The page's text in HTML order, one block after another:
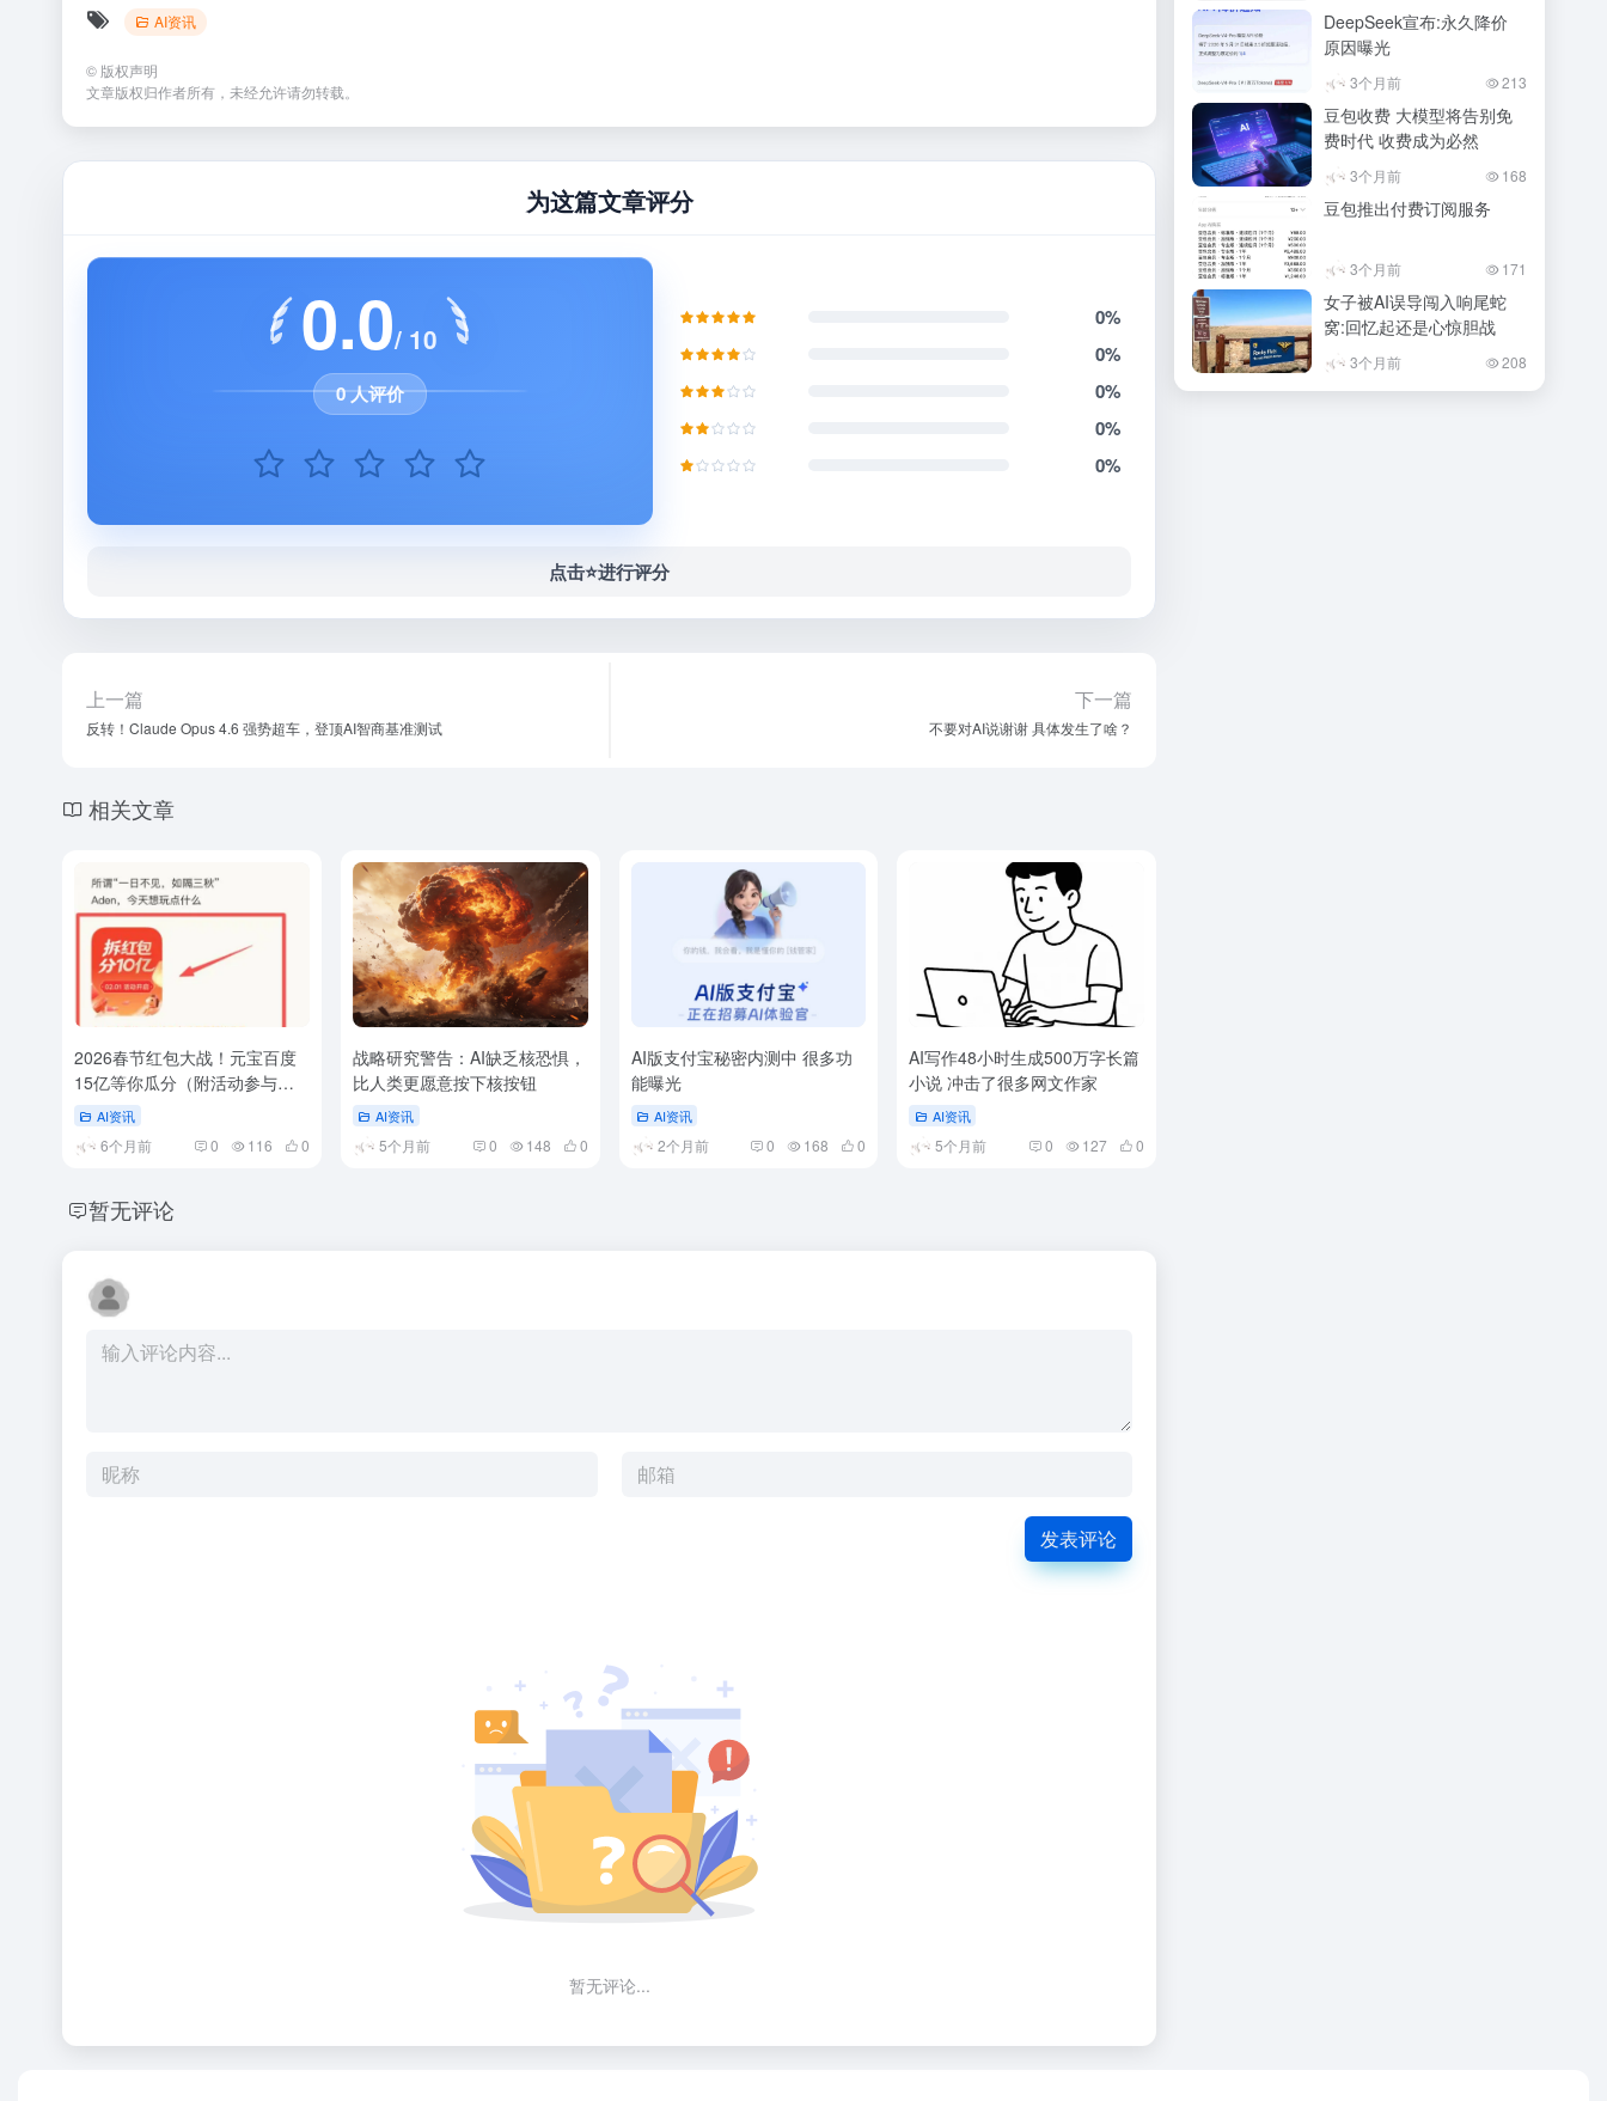
AI资讯
© 版权声明
文章版权归作者所有，未经允许请勿转载。
为这篇文章评分
0.0/ 10
0 人评价
0%
0%
0%
0%
0%
点击⭐️进行评分
上一篇
反转！Claude Opus 4.6 强势超车，登顶AI智商基准测试
下一篇
不要对AI说谢谢 具体发生了啥？
相关文章
2026春节红包大战！元宝百度
15亿等你瓜分（附活动参与入
口）AI资讯
6个月前 0 116 0
战略研究警告：AI缺乏核恐惧，
比人类更愿意按下核按钮
AI资讯
5个月前 0 148 0
AI版支付宝秘密内测中 很多功
能曝光
AI资讯
2个月前 0 168 0
AI写作48小时生成500万字长篇
小说 冲击了很多网文作家
AI资讯
5个月前 0 127 0
暂无评论
发表评论
暂无评论...
DeepSeek宣布:永久降价
原因曝光
3个月前 213
豆包收费 大模型将告别免
费时代 收费成为必然
3个月前 168
豆包推出付费订阅服务
3个月前 171
女子被AI误导闯入响尾蛇
窝:回忆起还是心惊胆战
3个月前 208